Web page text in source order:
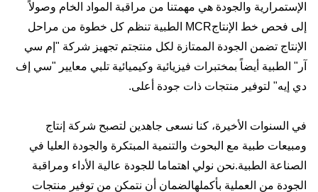
الإستمرارية والجودة هي مهمتنا من مراقبة المواد الخام وصولاً
إلى فحص خط الإنتاجMCR الطبية تنظم كل خطوة من مراحل
الإنتاج تضمن الجودة الممتازة لكل منتجتم تجهيز شركة "إم سي
آر" الطبية أيضاً بمختبرات فيزيائية وكيميائية تلبي معايير "سي إف
دي إيه" لتوفير منتجات ذات جودة أعلى.
في السنوات الأخيرة، كنا نسعى جاهدين لتصبح شركة إنتاج
ومبيعات طبية مع البحوث والتنمية المبتكرة والجودة العليا في
الصناعة الطبية.نحن نولي اهتماما للجودة عالية الأداء ومراقبة
الجودة من العملية بأكملهالضمان أن نتمكن من توفير منتجات